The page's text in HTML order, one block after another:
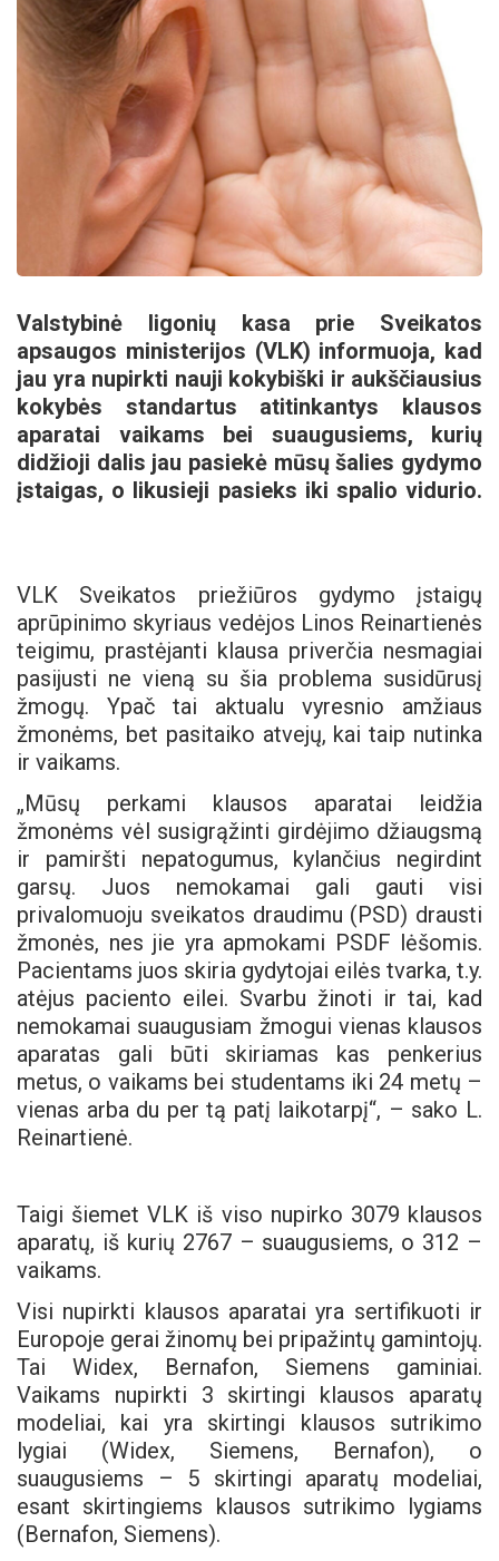
Valstybinė ligonių kasa prie Sveikatos
apsaugos ministerijos (VLK) informuoja, kad
jau yra nupirkti nauji kokybiški ir aukščiausius
kokybės standartus atitinkantys klausos
aparatai vaikams bei suaugusiems, kurių
didžioji dalis jau pasiekė mūsų šalies gydymo
įstaigas, o likusieji pasieks iki spalio vidurio.
VLK Sveikatos priežiūros gydymo įstaigų
aprūpinimo skyriaus vedėjos Linos Reinartienės
teigimu, prastėjanti klausa priverčia nesmagiai
pasijusti ne vieną su šia problema susidūrusį
žmogų. Ypač tai aktualu vyresnio amžiaus
žmonėms, bet pasitaiko atvejų, kai taip nutinka
ir vaikams.
„Mūsų perkami klausos aparatai leidžia
žmonėms vėl susigrąžinti girdėjimo džiaugsmą
ir pamiršti nepatogumus, kylančius negirdint
garsų. Juos nemokamai gali gauti visi
privalomuoju sveikatos draudimu (PSD) drausti
žmonės, nes jie yra apmokami PSDF lėšomis.
Pacientams juos skiria gydytojai eilės tvarka, t.y.
atėjus paciento eilei. Svarbu žinoti ir tai, kad
nemokamai suaugusiam žmogui vienas klausos
aparatas gali būti skiriamas kas penkerius
metus, o vaikams bei studentams iki 24 metų –
vienas arba du per tą patį laikotarpį“, – sako L.
Reinartienė.
Taigi šiemet VLK iš viso nupirko 3079 klausos
aparatų, iš kurių 2767 – suaugusiems, o 312 –
vaikams.
Visi nupirkti klausos aparatai yra sertifikuoti ir
Europoje gerai žinomų bei pripažintų gamintojų.
Tai Widex, Bernafon, Siemens gaminiai.
Vaikams nupirkti 3 skirtingi klausos aparatų
modeliai, kai yra skirtingi klausos sutrikimo
lygiai (Widex, Siemens, Bernafon), o
suaugusiems – 5 skirtingi aparatų modeliai,
esant skirtingiems klausos sutrikimo lygiams
(Bernafon, Siemens).